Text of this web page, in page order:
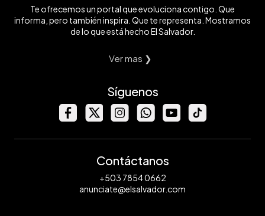
Te ofrecemos un portal que evoluciona contigo. Que
informa, pero también inspira. Que te representa. Mostramos
de lo que está hecho El Salvador.
Ver mas ❯
Síguenos
Contáctanos
+503 7854 0662
anunciate@elsalvador.com